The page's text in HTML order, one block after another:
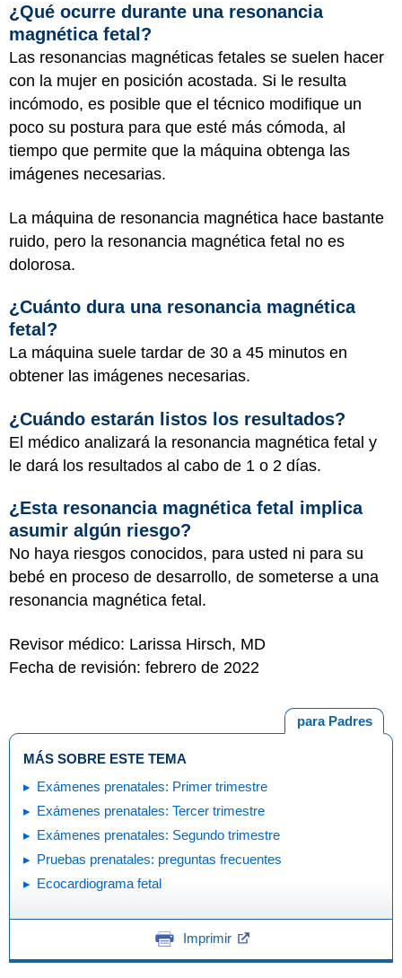
¿Qué ocurre durante una resonancia
magnética fetal?
Las resonancias magnéticas fetales se suelen hacer
con la mujer en posición acostada. Si le resulta
incómodo, es posible que el técnico modifique un
poco su postura para que esté más cómoda, al
tiempo que permite que la máquina obtenga las
imágenes necesarias.
La máquina de resonancia magnética hace bastante
ruido, pero la resonancia magnética fetal no es
dolorosa.
¿Cuánto dura una resonancia magnética
fetal?
La máquina suele tardar de 30 a 45 minutos en
obtener las imágenes necesarias.
¿Cuándo estarán listos los resultados?
El médico analizará la resonancia magnética fetal y
le dará los resultados al cabo de 1 o 2 días.
¿Esta resonancia magnética fetal implica
asumir algún riesgo?
No haya riesgos conocidos, para usted ni para su
bebé en proceso de desarrollo, de someterse a una
resonancia magnética fetal.
Revisor médico: Larissa Hirsch, MD
Fecha de revisión: febrero de 2022
para Padres
MÁS SOBRE ESTE TEMA
Exámenes prenatales: Primer trimestre
Exámenes prenatales: Tercer trimestre
Exámenes prenatales: Segundo trimestre
Pruebas prenatales: preguntas frecuentes
Ecocardiograma fetal
Imprimir